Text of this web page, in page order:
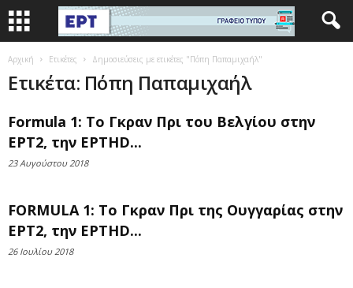
Αρχική Ετικέτες Δημοσιεύσεις με ετικέτες "Πόπη Παπαμιχαήλ"
Ετικέτα: Πόπη Παπαμιχαήλ
Formula 1: Το Γκραν Πρι του Βελγίου στην
ΕΡΤ2, την ΕΡΤHD...
23 Αυγούστου 2018
FORMULA 1: Το Γκραν Πρι της Ουγγαρίας στην
ΕΡΤ2, την ΕΡΤHD...
26 Ιουλίου 2018